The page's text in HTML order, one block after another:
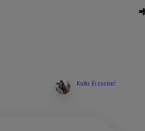
Kollo Erzsebet